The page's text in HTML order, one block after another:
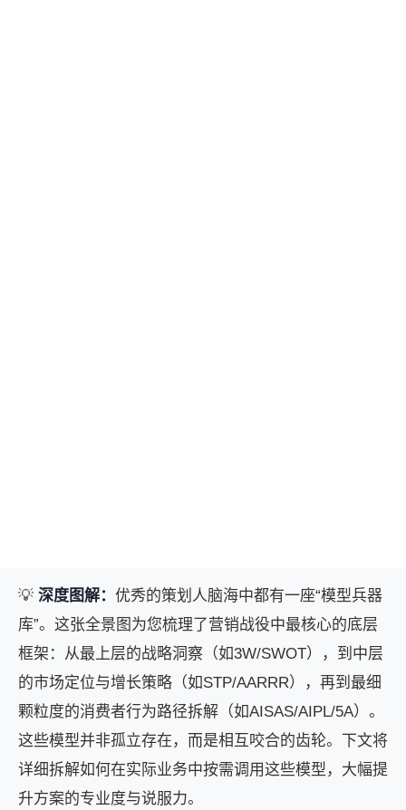
💡 深度图解： 优秀的策划人脑海中都有一座“模型兵器
库”。这张全景图为您梳理了营销战役中最核心的底层
框架：从最上层的战略洞察（如3W/SWOT），到中层
的市场定位与增长策略（如STP/AARRR），再到最细
颗粒度的消费者行为路径拆解（如AISAS/AIPL/5A）。
这些模型并非孤立存在，而是相互咬合的齿轮。下文将
详细拆解如何在实际业务中按需调用这些模型，大幅提
升方案的专业度与说服力。